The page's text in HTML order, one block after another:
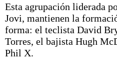
Esta agrupación liderada
Jovi, mantienen​ la
forma: el teclista David
Torres, el bajista Hugh
Phil X.